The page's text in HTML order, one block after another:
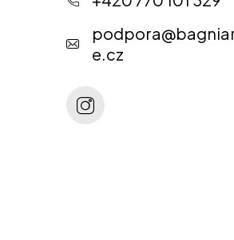
podpora@
e.cz